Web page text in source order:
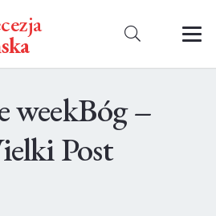
weekBóg –
Post